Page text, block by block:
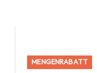
MENGENRABATT